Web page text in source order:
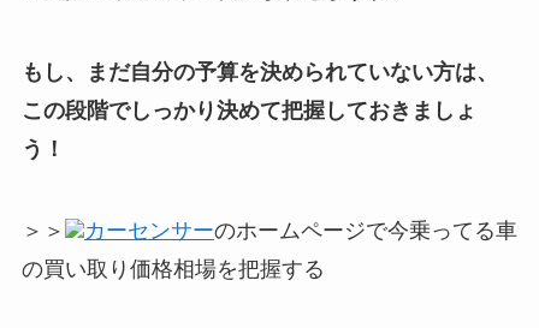
もし、まだ自分の予算を決められていない方は、
この段階でしっかり決めて把握しておきましょ
う！
＞＞ カーセンサーのホームページで今乗ってる車
の買い取り価格相場を把握する